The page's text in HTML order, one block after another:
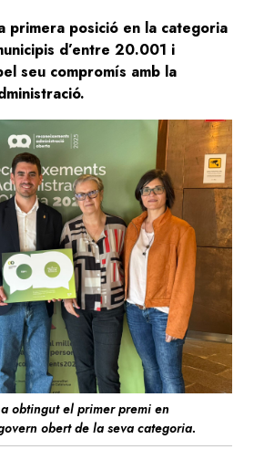
primera posició en la categoria
d’entre 20.001 i
seu compromís amb la
obtingut el primer premi en
obert de la seva categoria.